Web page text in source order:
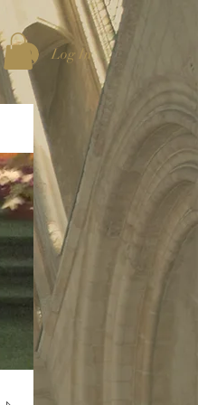
Log In